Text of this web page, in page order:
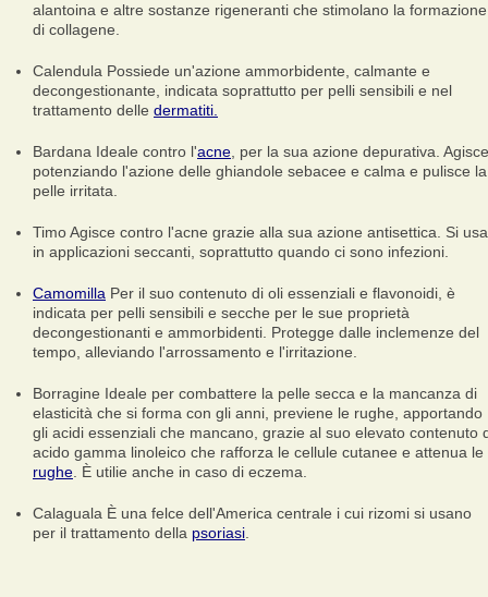
alantoina e altre sostanze rigeneranti che stimolano la formazione
di collagene.
Calendula Possiede un'azione ammorbidente, calmante e
decongestionante, indicata soprattutto per pelli sensibili e nel
trattamento delle dermatiti.
Bardana Ideale contro l'acne , per la sua azione depurativa. Agisce
potenziando l'azione delle ghiandole sebacee e calma e pulisce la
pelle irritata.
TimoAgisce contro l'acne grazie alla sua azione antisettica. Si usa
in applicazioni seccanti, soprattutto quando ci sono infezioni.
Camomilla Per il suo contenuto di oli essenziali e flavonoidi, è
indicata per pelli sensibili e secche per le sue proprietà
decongestionanti e ammorbidenti. Protegge dalle inclemenze del
tempo, alleviando l'arrossamento e l'irritazione.
Borragine Ideale per combattere la pelle secca e la mancanza di
elasticità che si forma con gli anni, previene le rughe, apportando
gli acidi essenziali che mancano, grazie al suo elevato contenuto
acido gamma linoleico che rafforza le cellule cutanee e attenua le
rughe . È utilie anche in caso di eczema.
Calaguala È una felce dell'America centrale i cui rizomi si usano
per il trattamento della psoriasi